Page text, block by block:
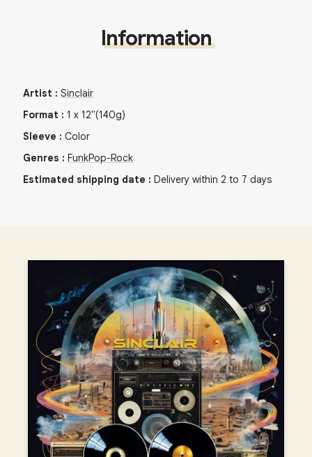
Information
Artist : Sinclair
Format : 1 x 12"(140g)
Sleeve : Color
Genres : FunkPop-Rock
Estimated shipping date : Delivery within 2 to 7 days